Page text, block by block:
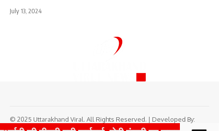
July 13, 2024
© 2025 Uttarakhand Viral. All Rights Reserved. | Developed By: